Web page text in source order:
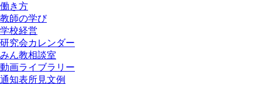
働き方
教師の学び
学校経営
研究会カレンダー
みん教相談室
動画ライブラリー
通知表所見文例